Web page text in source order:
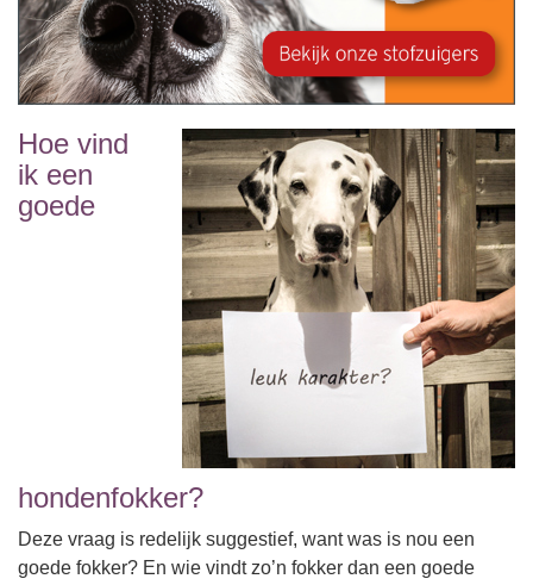
Hoe vind
ik een
goede
hondenfokker?
Deze vraag is redelijk suggestief, want was is nou een
goede fokker? En wie vindt zo’n fokker dan een goede